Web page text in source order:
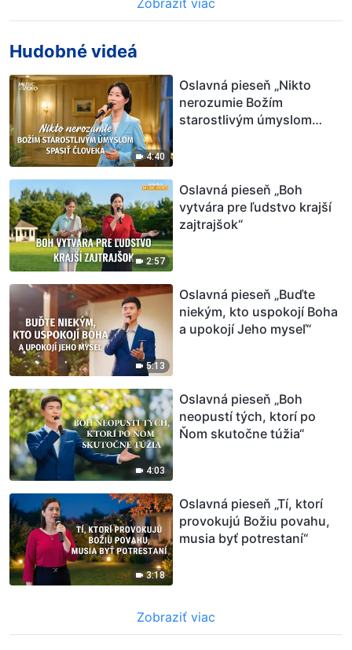
Zobraziť viac
Hudobné videá
4:40
Oslavná pieseň „Nikto
nerozumie Božím
starostlivým úmyslom
2:57
Oslavná pieseň „Boh
vytvára pre ľudstvo krajší
zajtrajšok“
5:13
Oslavná pieseň „Buďte
niekým, kto uspokojí Boha
a upokojí Jeho myseľ“
4:03
Oslavná pieseň „Boh
neopustí tých, ktorí po
Ňom skutočne túžia“
3:18
Oslavná pieseň „Tí, ktorí
provokujú Božiu povahu,
musia byť potrestaní“
Zobraziť viac